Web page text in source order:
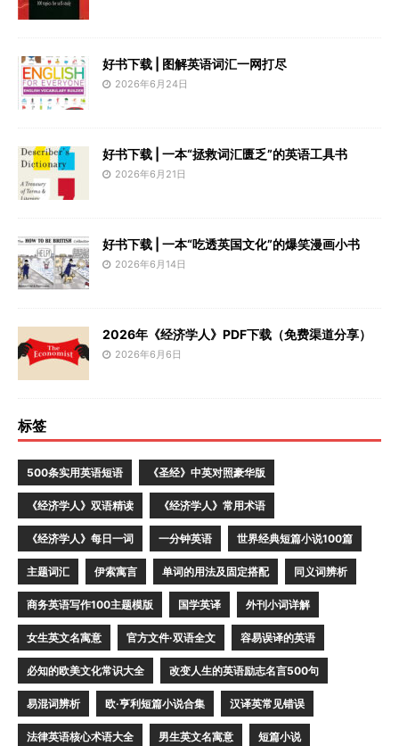
好书下载 | 图解英语词汇一网打尽
2026年6月24日
好书下载 | 一本“拯救词汇匮乏”的英语工具书
2026年6月21日
好书下载 | 一本“吃透英国文化”的爆笑漫画小书
2026年6月14日
2026年《经济学人》PDF下载（免费渠道分享）
2026年6月6日
标签
500条实用英语短语 《圣经》中英对照豪华版
《经济学人》双语精读 《经济学人》常用术语
《经济学人》每日一词 一分钟英语 世界经典短篇小说100篇
主题词汇 伊索寓言 单词的用法及固定搭配 同义词辨析
商务英语写作100主题模版 国学英译 外刊小词详解
女生英文名寓意 官方文件·双语全文 容易误译的英语
必知的欧美文化常识大全 改变人生的英语励志名言500句
易混词辨析 欧·亨利短篇小说合集 汉译英常见错误
法律英语核心术语大全 男生英文名寓意 短篇小说